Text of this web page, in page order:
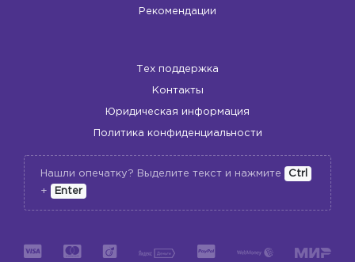
Рекомендации
Тех поддержка
Контакты
Юридическая информация
Политика конфиденциальности
Нашли опечатку? Выделите текст и нажмите
Ctrl
+
Enter